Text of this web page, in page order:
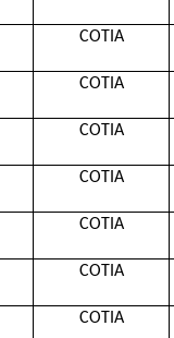
COTIA
COTIA
COTIA
COTIA
COTIA
COTIA
COTIA